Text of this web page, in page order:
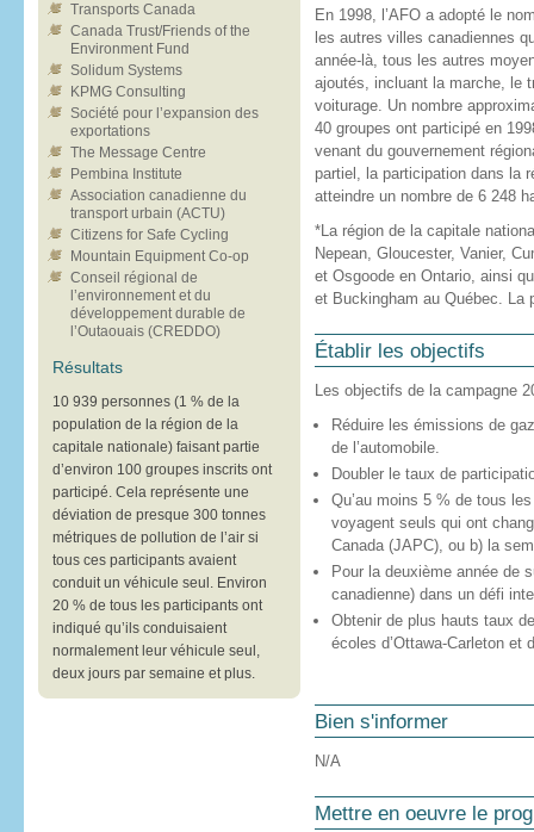
Transports Canada
Canada Trust/Friends of the
Environment Fund
Solidum Systems
KPMG Consulting
Société pour l’expansion des
exportations
The Message Centre
Pembina Institute
Association canadienne du
transport urbain (ACTU)
Citizens for Safe Cycling
Mountain Equipment Co-op
Conseil régional de
l’environnement et du
développement durable de
l’Outaouais (CREDDO)
Résultats
10 939 personnes (1 % de la
population de la région de la
capitale nationale) faisant partie
d’environ 100 groupes inscrits ont
participé. Cela représente une
déviation de presque 300 tonnes
métriques de pollution de l’air si
tous ces participants avaient
conduit un véhicule seul. Environ
20 % de tous les participants ont
indiqué qu’ils conduisaient
normalement leur véhicule seul,
deux jours par semaine et plus.
En 1998, l’AFO a adopté le
les autres villes canadiennes
année-là, tous les autres
ajoutés, incluant la marche, le
voiturage. Un nombre
40 groupes ont participé en
venant du gouvernement
partiel, la participation dans la
atteindre un nombre de 6 248
*La région de la capitale
Nepean, Gloucester, Vanier,
et Osgoode en Ontario, ainsi
et Buckingham au Québec. La
Établir les objectifs
Les objectifs de la campagne
Réduire les émissions de
de l’automobile.
Doubler le taux de
Qu’au moins 5 % de tous
voyagent seuls qui ont
Canada (JAPC), ou b) la
Pour la deuxième année de
canadienne) dans un défi
Obtenir de plus hauts taux
écoles d’Ottawa-Carleton et
Bien s'informer
N/A
Mettre en oeuvre le